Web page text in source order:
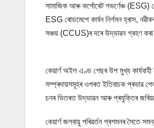
সামাজিক আৰু কৰ্পোৰেট গভৰ্ণেঞ্চ (ESG)
ESG ৰোডমেপে কাৰ্বন নিৰ্গমন হ্ৰাস,
সঞ্চয় (CCUS)ৰ দৰে উদ্ভাৱন গ্ৰহণ কৰা
কেয়াৰ্ণ অইল এণ্ড গেছৰ উপ মুখ্য
সম্প্ৰদায়সমূহৰ ওপৰত ইতিবাচক প্ৰভাৱ
চনৰ ভিতৰত উদ্ভাৱন আৰু প্ৰযুক্তিৰ
কেয়াৰ্ণ জলবায়ু পৰিৱৰ্তন প্ৰশমনৰ সৈতে